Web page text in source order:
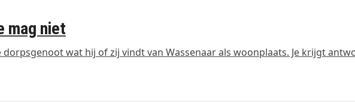
mag niet
dorpsgenoot wat hij of zij vindt van Wassenaar als woonplaats. Je krijgt